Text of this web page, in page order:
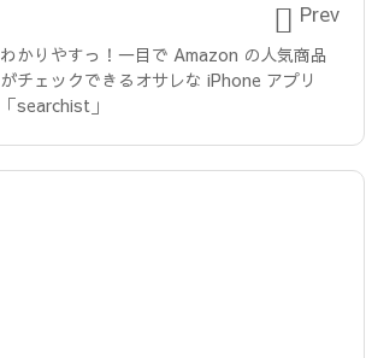
わかりやすっ！一目で Amazon の人気商品
がチェックできるオサレな iPhone アプリ
「searchist」
 Prev